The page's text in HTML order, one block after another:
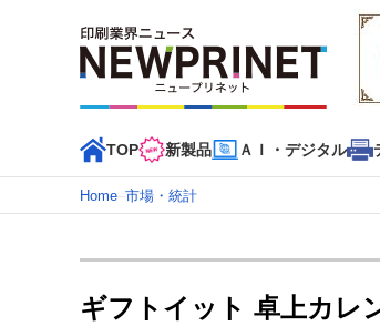
TOP 新製品 ＡＩ・デジタル
インデックス
TOP 新着記事 特集記事
カテゴリー一覧
Home–市場・統計
ギフトイット 卓上カレ